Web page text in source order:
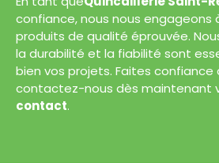
confiance, nous nous engageons
produits de qualité éprouvée.
la durabilité et la fiabilité sont
bien vos projets. Faites
contactez-nous dès maintenant
contact.